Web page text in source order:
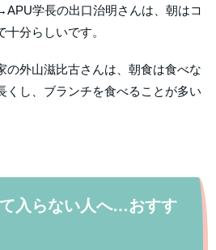
学長の出口治明さんは、朝はコ
分らしいです。
の外山滋比古さんは、朝食は食べな
くし、ブランチを食べることが多い
入らない人へ…おすす